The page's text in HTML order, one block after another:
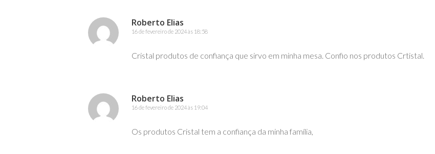
Roberto Elias
16 de fevereiro de 2024 às 18:58
Cristal produtos de confiança que sirvo em minha mesa. Confio nos produtos Crtistal.
Roberto Elias
16 de fevereiro de 2024 às 19:04
Os produtos Cristal tem a confiança da minha família,